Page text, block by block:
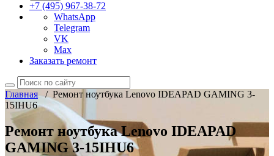
+7 (495) 967-38-72
WhatsApp
Telegram
VK
Max
Заказать ремонт
Главная/ Ремонт ноутбука Lenovo IDEAPAD GAMING 3-
15IHU6
Ремонт ноутбука Lenovo IDEAPAD
GAMING 3-15IHU6